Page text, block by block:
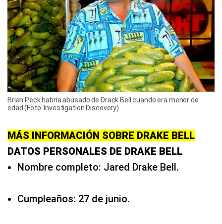
Brian Peck habría abusado de Drack Bell cuando era menor de
edad (Foto: Investigation Discovery)
MÁS INFORMACIÓN SOBRE DRAKE BELL
DATOS PERSONALES DE DRAKE BELL
Nombre completo: Jared Drake Bell.
Cumpleaños: 27 de junio.